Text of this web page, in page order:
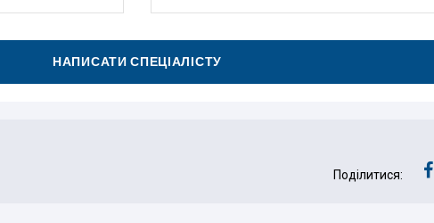
НАПИСАТИ СПЕЦІАЛІСТУ
Поділитися: